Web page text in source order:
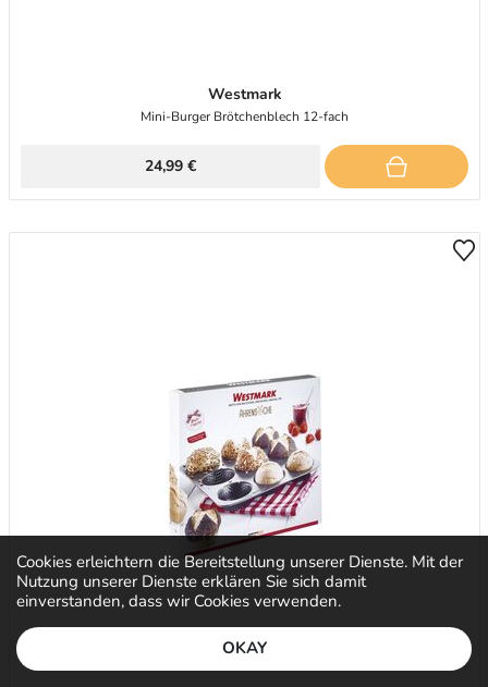
Cookies erleichtern die Bereitstellung unserer Dienste. Mit der
Nutzung unserer Dienste erklären Sie sich damit
einverstanden, dass wir Cookies verwenden.
OKAY
Westmark
Mini-Burger Brötchenblech 12-fach
24,99 €